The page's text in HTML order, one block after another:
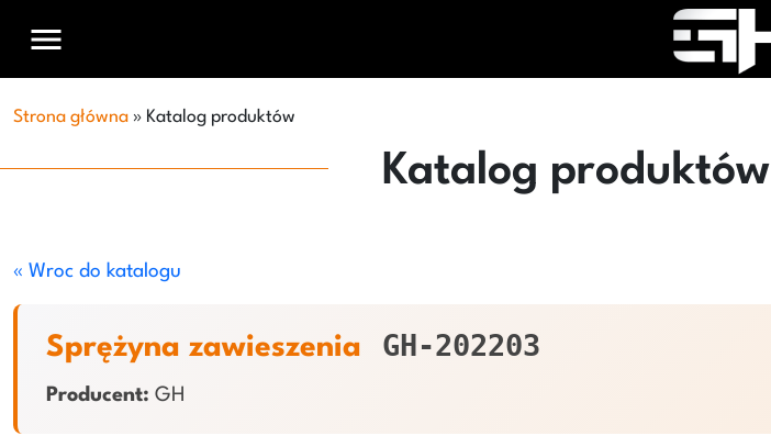
menu
Strona główna » Katalog produktów
Katalog produktów
« Wroc do katalogu
Sprężyna zawieszenia GH-202203
Producent: GH